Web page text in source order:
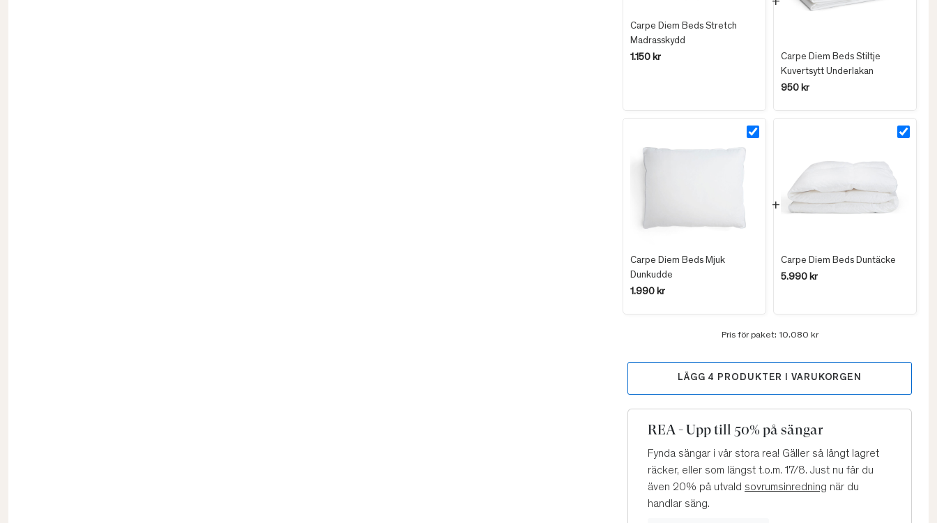
Carpe Diem Beds Stretch
Madrasskydd
1.150 kr
Carpe Diem Beds Stiltje
Kuvertsytt Underlakan
950 kr
Carpe Diem Beds Mjuk
Dunkudde
1.990 kr
Carpe Diem Beds Duntäcke
5.990 kr
Pris för paket: 10.080 kr
LÄGG 4 PRODUKTER I VARUKORGEN
REA - Upp till 50% på sängar
Fynda sängar i vår stora rea! Gäller så långt lagret
räcker, eller som längst t.o.m. 17/8. Just nu får du
även 20% på utvald sovrumsinredning när du
handlar säng.